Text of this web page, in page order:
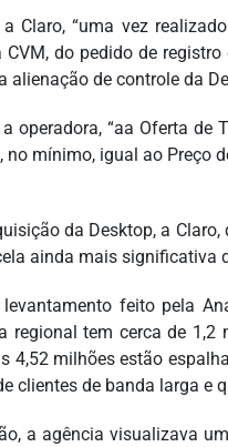
a Claro, “uma vez
CVM, do pedido de
alienação de controle da
operadora, “aa Oferta
no mínimo, igual ao Preço
da Desktop, a
ainda mais significativa
levantamento feito pela
regional tem cerca de
4,52 milhões estão
clientes de banda larga e
a agência visualizava